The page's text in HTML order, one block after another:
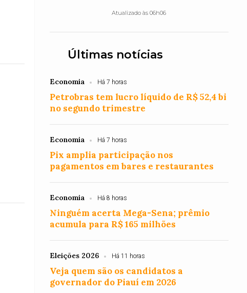
Atualizado às 06h06
Últimas notícias
Economia Há 7 horas
Petrobras tem lucro líquido de R$ 52,4 bi
no segundo trimestre
Economia Há 7 horas
Pix amplia participação nos
pagamentos em bares e restaurantes
Economia Há 8 horas
Ninguém acerta Mega-Sena; prêmio
acumula para R$ 165 milhões
Eleições 2026 Há 11 horas
Veja quem são os candidatos a
governador do Piauí em 2026